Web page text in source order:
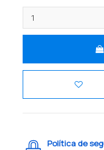
Política de